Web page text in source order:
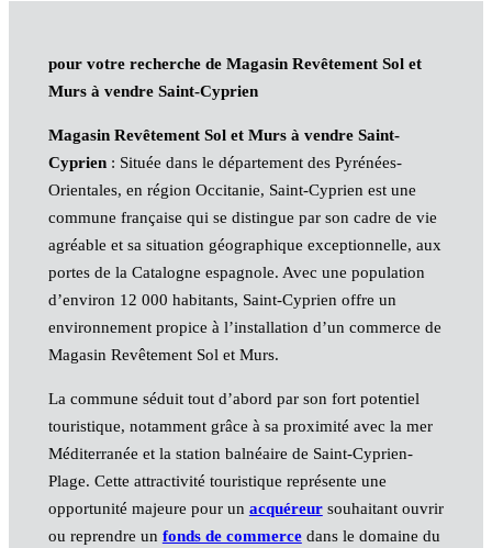
pour votre recherche de Magasin Revêtement Sol et
Murs à vendre Saint-Cyprien
Magasin Revêtement Sol et Murs à vendre Saint-
Cyprien: Située dans le département des Pyrénées-
Orientales, en région Occitanie, Saint-Cyprien est une
commune française qui se distingue par son cadre de vie
agréable et sa situation géographique exceptionnelle, aux
portes de la Catalogne espagnole. Avec une population
d’environ 12 000 habitants, Saint-Cyprien offre un
environnement propice à l’installation d’un commerce de
Magasin Revêtement Sol et Murs.
La commune séduit tout d’abord par son fort potentiel
touristique, notamment grâce à sa proximité avec la mer
Méditerranée et la station balnéaire de Saint-Cyprien-
Plage. Cette attractivité touristique représente une
opportunité majeure pour un acquéreursouhaitant ouvrir
ou reprendre un fonds de commercedans le domaine du